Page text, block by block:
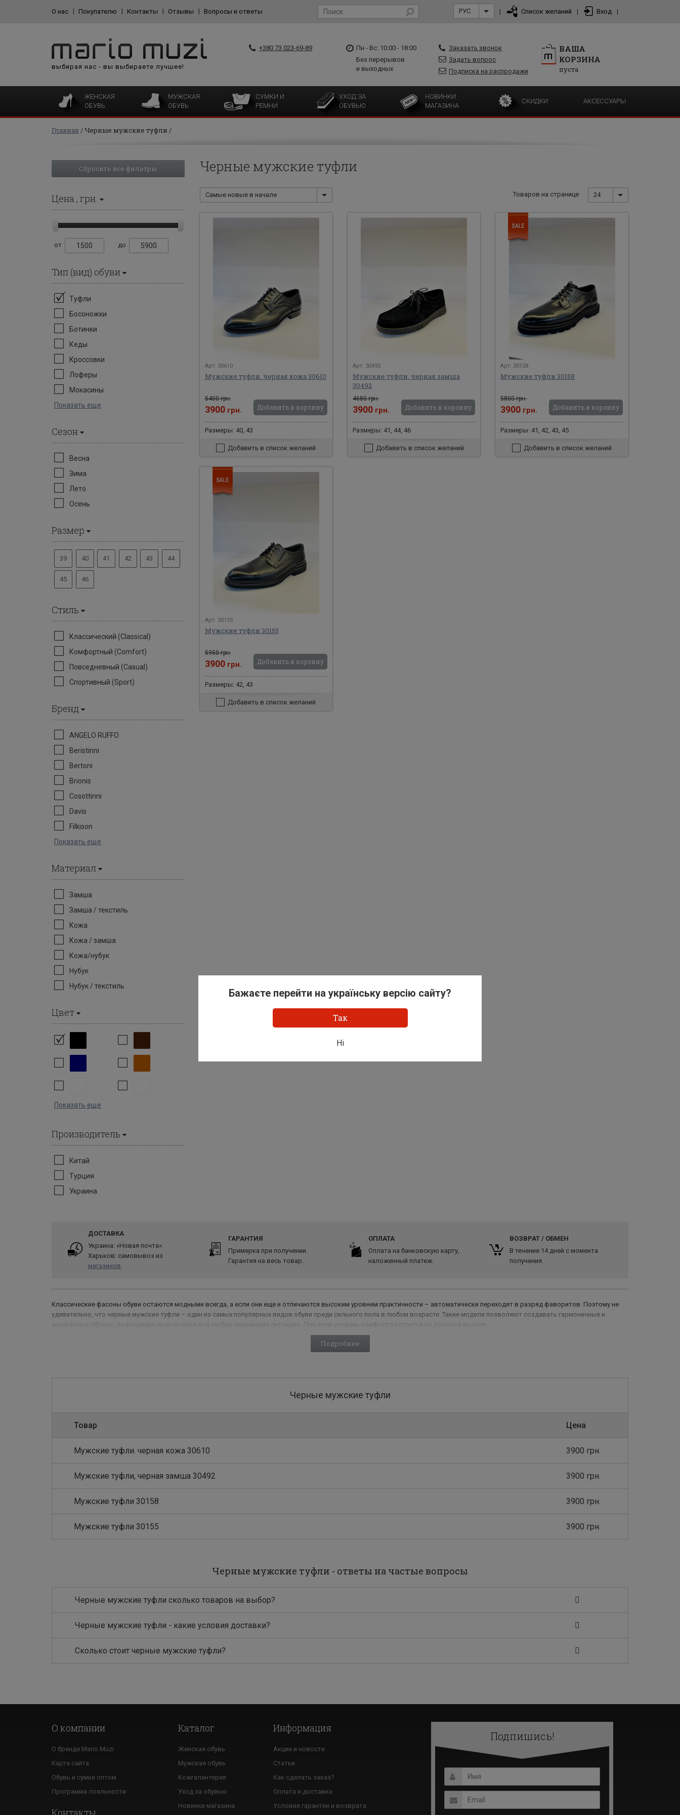
О нас Покупателю Контакты Отзывы Вопросы и ответы РУС | Список желаний | Вход |
выбирая нас - вы выбираете лучшее!
+380 73 023-69-89
Пн - Вс: 10:00 - 18:00
Без перерывов
и выходных
Заказать звонок
Задать вопрос
Подписка на распродажи
ВАША
КОРЗИНА
пуста
ЖЕНСКАЯ
ОБУВЬ
МУЖСКАЯ
ОБУВЬ
СУМКИ И
РЕМНИ
УХОД ЗА
ОБУВЬЮ
НОВИНКИ
МАГАЗИНА
СКИДКИ АКСЕССУАРЫ
Главная Черные мужские туфли
Сбросить все фильтры
Цена , грн.
от до
Тип (вид) обуви
Туфли
Босоножки
Ботинки
Кеды
Кроссовки
Лоферы
Мокасины
Показать еще
Сезон
Весна
Зима
Лето
Осень
Размер
39 40 41 42 43 44
45 46
Стиль
Классический (Classical)
Комфортный (Comfort)
Повседневный (Casual)
Спортивный (Sport)
Бренд
ANGELO RUFFO
Beristinni
Bertoni
Brionis
Cosottinni
Davis
Filkison
Показать еще
Материал
Замша
Замша / текстиль
Кожа
Кожа / замша
Кожа/нубук
Нубук
Нубук / текстиль
Цвет
Показать еще
Производитель
Китай
Турция
Украина
Черные мужские туфли
Самые новые в начале Товаров на странице 24
Арт: 30610
Мужские туфли. черная кожа 30610
5400 грн.
3900 грн. Добавить в корзину
Размеры: 40, 43
Добавить в список желаний
Арт: 30492
Мужские туфли, черная замша
30492
4680 грн.
3900 грн. Добавить в корзину
Размеры: 41, 44, 46
Добавить в список желаний
Арт: 30158
Мужские туфли 30158
5800 грн.
3900 грн. Добавить в корзину
Размеры: 41, 42, 43, 45
Добавить в список желаний
Арт: 30155
Мужские туфли 30155
5950 грн.
3900 грн. Добавить в корзину
Размеры: 42, 43
Добавить в список желаний
ДОСТАВКА
Украина: «Новая почта».
Харьков: самовывоз из
магазинов.
ГАРАНТИЯ
Примерка при получении.
Гарантия на весь товар.
ОПЛАТА
Оплата на банковскую карту,
наложенный платеж.
ВОЗВРАТ / ОБМЕН
В течение 14 дней с момента
получения.
Классические фасоны обуви остаются модными всегда, а если они еще и отличаются высоким уровнем практичности – автоматически переходят в разряд фаворитов. Поэтому не
удивительно, что черные мужские туфли – один из самых популярных видов обуви среди сильного пола в любом возрасте. Такие модели позволяют создавать гармоничные и
аккуратные образы, подходящие практически под любую жизненную ситуацию. При этом уровень комфорта остается на должной высоте.
Подробнее
Черные мужские туфли
Товар Цена
Мужские туфли. черная кожа 30610 3900 грн.
Мужские туфли, черная замша 30492 3900 грн.
Мужские туфли 30158 3900 грн.
Мужские туфли 30155 3900 грн.
Черные мужские туфли - ответы на частые вопросы
Черные мужские туфли сколько товаров на выбор?
Черные мужские туфли - какие условия доставки?
Сколько стоит черные мужские туфли?
О компании
О бренде Mario Muzi
Карта сайта
Обувь и сумки оптом
Программа лояльности
Контакты
Каталог
Женская обувь
Мужская обувь
Кожгалантерея
Уход за обувью
Новинки магазина
Информация
Акции и новости
Статьи
Как сделать заказ?
Оплата и доставка
Условия гарантии и возврата
Подпишись!
Бажаєте перейти на українську версію сайту?
Так
Ні